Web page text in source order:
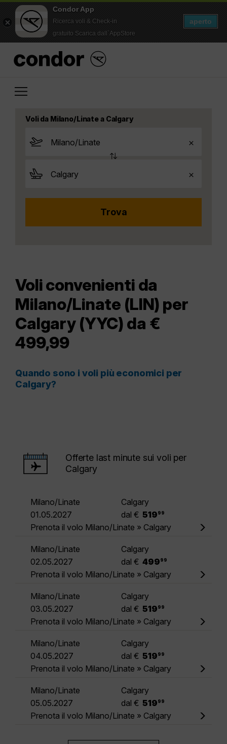
Condor App
Ricerca voli & Check-in
gratuito Scarica dall`AppStore
aperto
Voli da Milano/Linate a Calgary
Voli convenienti da
Milano/Linate (LIN) per
Calgary (YYC) da €
499,99
Quando sono i voli più economici per
Calgary?
Offerte last minute sui voli per
Calgary
Milano/Linate
Calgary
01.05.2027
dal € 519 99
Prenota il volo Milano/Linate » Calgary
Milano/Linate
Calgary
02.05.2027
dal € 499 99
Prenota il volo Milano/Linate » Calgary
Milano/Linate
Calgary
03.05.2027
dal € 519 99
Prenota il volo Milano/Linate » Calgary
Milano/Linate
Calgary
04.05.2027
dal € 519 99
Prenota il volo Milano/Linate » Calgary
Milano/Linate
Calgary
05.05.2027
dal € 519 99
Prenota il volo Milano/Linate » Calgary